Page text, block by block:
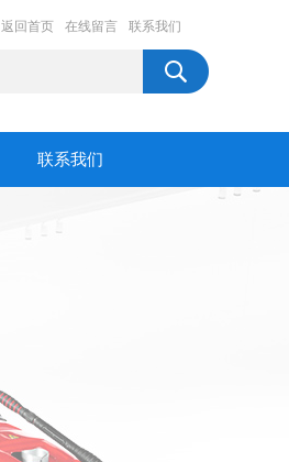
返回首页 在线留言 联系我们
联系我们